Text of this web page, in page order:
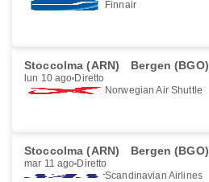
Finnair
Stoccolma (ARN) Bergen (BGO)
lun 10 ago Diretto
Norwegian Air Shuttle
Stoccolma (ARN) Bergen (BGO)
mar 11 ago Diretto
Scandinavian Airlines